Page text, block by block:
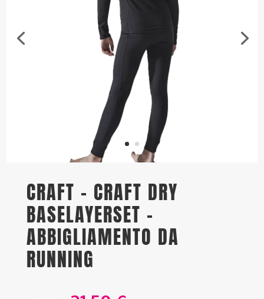
CRAFT – CRAFT DRY
BASELAYERSET –
ABBIGLIAMENTO DA
RUNNING